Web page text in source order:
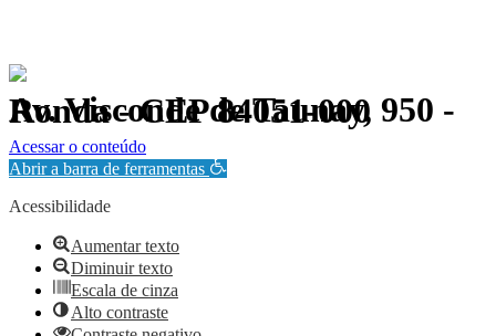
Av. Visconde de Taunay, 950 - Ronda - CEP 84051-000
Política de Privacidade.
Acessar o conteúdo
Abrir a barra de ferramentas
Acessibilidade
Aumentar texto
Diminuir texto
Escala de cinza
Alto contraste